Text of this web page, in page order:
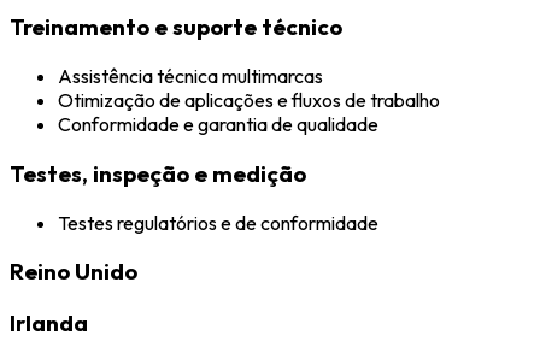
Treinamento e suporte técnico
Assistência técnica multimarcas
Otimização de aplicações e fluxos de trabalho
Conformidade e garantia de qualidade
Testes, inspeção e medição
Testes regulatórios e de conformidade
Reino Unido
Irlanda